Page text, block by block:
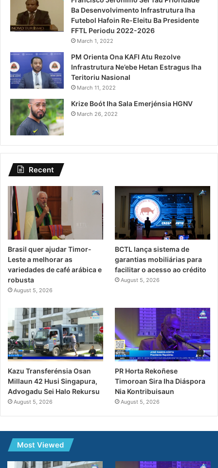
Ba Desenvolvimento Infrastrutura Iha
Futebol Hafoin Re-Eleitu Ba Presidente
FFTL Periodu 2022-2026
March 1, 2022
PM Orienta Ona KAFI Atu Rezolve
Infrastrutura Ne’ebe Hetan Estragus Iha
Teritoriu Nasional
March 11, 2022
Krize Boót Iha Sala Emerjénsia HGNV
March 26, 2022
Recent
Brasil quer ajudar Timor-
Leste a melhorar as
variedades de café arábica e
robusta
August 5, 2026
BCTL lança sistema de
garantias mobiliárias para
facilitar o acesso ao crédito
August 5, 2026
Kazu Transferénsia Osan
Millaun 42 Husi Singapura,
Advogadu Sei Halo Rekursu
August 5, 2026
PR Horta Rekoñese
Timoroan Sira Iha Diáspora
Nia Kontribuisaun
August 5, 2026
Most Viewed